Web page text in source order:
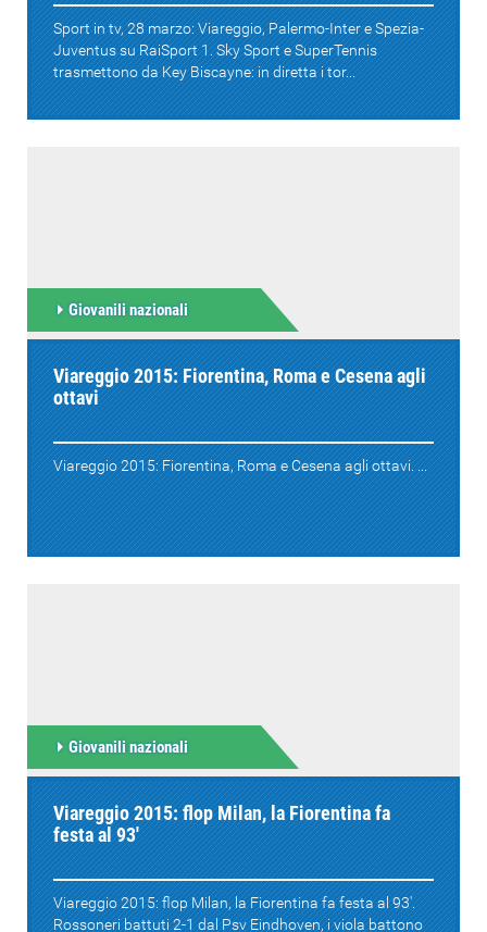
Sport in tv, 28 marzo: Viareggio, Palermo-Inter e Spezia-
Juventus su RaiSport 1. Sky Sport e SuperTennis
trasmettono da Key Biscayne: in diretta i tor...
Giovanili nazionali
Viareggio 2015: Fiorentina, Roma e Cesena agli
ottavi
Viareggio 2015: Fiorentina, Roma e Cesena agli ottavi. ...
Giovanili nazionali
Viareggio 2015: flop Milan, la Fiorentina fa
festa al 93'
Viareggio 2015: flop Milan, la Fiorentina fa festa al 93'.
Rossoneri battuti 2-1 dal Psv Eindhoven, i viola battono